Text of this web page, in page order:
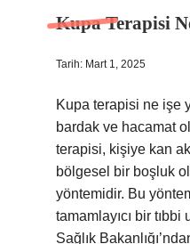
Kupa Terapisi
Tarih: Mart 1, 2025
Kupa terapisi ne işe
bardak ve hacamat
terapisi, kişiye kan
bölgesel bir boşluk
yöntemidir. Bu
tamamlayıcı bir
Sağlık